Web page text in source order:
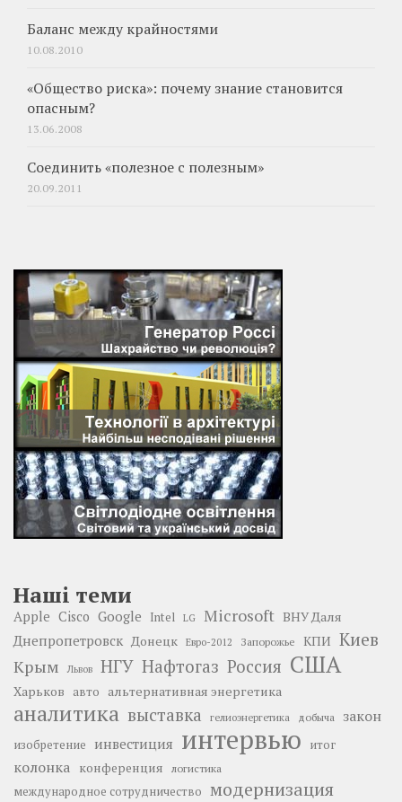
Баланс между крайностями
10.08.2010
«Общество риска»: почему знание становится
опасным?
13.06.2008
Соединить «полезное с полезным»
20.09.2011
Наші теми
Apple Cisco Google Intel LG Microsoft ВНУ Даля
Днепропетровск Донецк Евро-2012 Запорожье КПИ Киев
Крым Львов НГУ Нафтогаз Россия США
Харьков авто альтернативная энергетика
аналитика выставка гелиоэнергетика добыча закон
изобретение инвестиция интервью итог
колонка конференция логистика
международное сотрудничество модернизация